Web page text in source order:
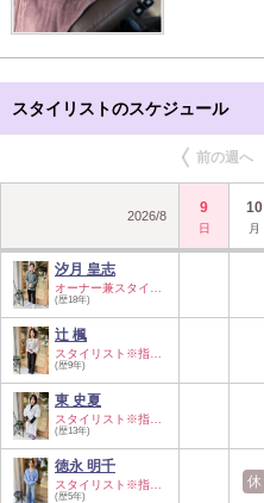
スタイリストのスケジュール
前の週へ
2026/8 9
日
10
月
汐月 皇志
(歴18年)
辻 楓
(歴9年)
東 史夏
(歴13年)
徳永 明千
(歴5年)
休